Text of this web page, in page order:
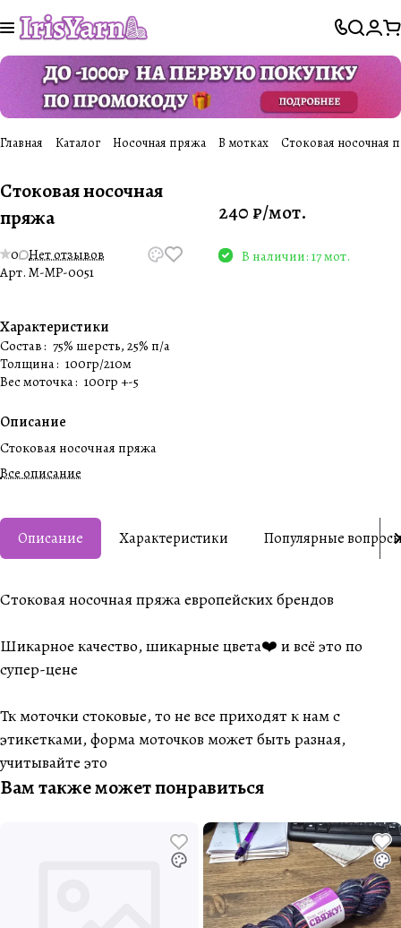
Главная Каталог Носочная пряжа В мотках Стоковая носочная
Стоковая носочная
пряжа
0 Нет отзывов
Арт. M-MP-0051
Характеристики
Состав: 75% шерсть, 25% п/а
Толщина: 100гр/210м
Вес моточка: 100гр +-5
Описание
Стоковая носочная пряжа
Все описание
240 ₽/мот.
В наличии: 17 мот.
Описание Характеристики Популярные
Стоковая носочная пряжа европейских брендов
Шикарное качество, шикарные цвета❤️ и всё это по
супер-цене
Тк моточки стоковые, то не все приходят к нам с
этикетками, форма моточков может быть разная,
учитывайте это
Вам также может понравиться